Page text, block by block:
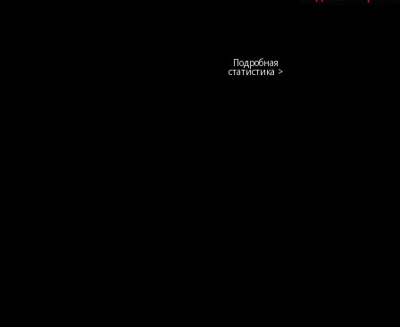
Подробная
статистика >